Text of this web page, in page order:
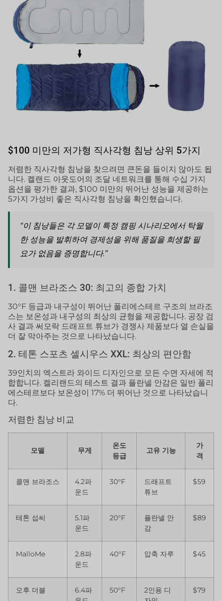
$100 미만의 저가형 직사각형 침낭 상위 5가지
저렴한 직사각형 침낭을 찾으려면 큰돈을 들이지 않아도 됩
니다. 켈랜드 아웃도어의 조달 네트워크를 통해 수십 가지
옵션을 평가한 결과, $100 미만의 뛰어난 성능을 제공하는
5가지 가성비 좋은 직사각형 침낭을 확인했습니다.
“이 침낭들은 각 모델이 특정 캠핑 시나리오에서 탁월
한 성능을 발휘하여 경제성을 위해 품질을 희생할 필
요가 없음을 증명합니다.”
1. 콜맨 브라조스 30: 최고의 종합 가치
30°F 등급과 내구성이 뛰어난 폴리에스테르 구조의 브라조
스는 보온성과 내구성의 최상의 균형을 제공합니다. 공장 검
사 결과 써모락 드래프트 튜브가 경쟁사 제품보다 열 손실을
더 잘 막아주는 것으로 나타났습니다.
2. 테톤 스포츠 셀시우스 XXL: 최상의 편안함
39인치의 엑스트라 와이드 디자인으로 모든 수면 자세에 적
합합니다. 켈리랜드의 테스트 결과 플란넬 안감은 일반 폴리
에스테르보다 보온성이 17% 더 뛰어난 것으로 나타났습니
다.
저렴한 침낭 비교
모델 무게
온도
등급
고유 기능
가
격
콜맨 브라조스
4.2파
운드
30°F
드래프트
튜브
$59
테톤 섭씨
5.1파
운드
20°F
플란넬 안
감
$89
MalloMe
2.8파
운드
40°F 압축 자루 $45
오후 더블
6.4파
50°F
2인용 디
$79